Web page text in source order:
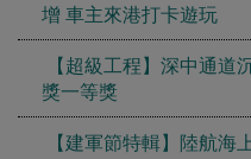
增 車主來港打卡遊玩
【超級工程】深中通道
獎一等獎
【建軍節特輯】陸航海